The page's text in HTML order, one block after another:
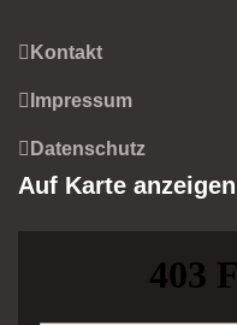
Kontakt
Impressum
Datenschutz
Auf Karte anzeigen